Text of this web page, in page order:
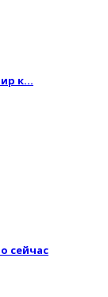
к…
сейчас